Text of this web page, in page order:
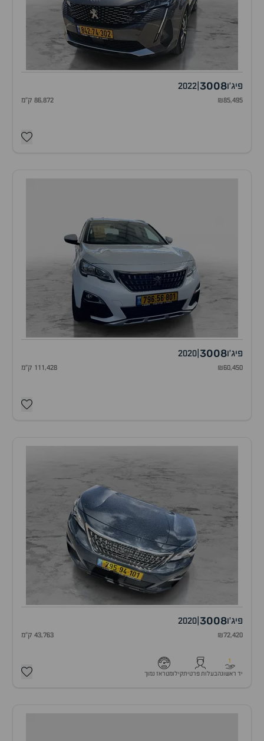
פיג'ו3008
2022
₪85,495 86,872 ק"מ
פיג'ו3008
2020
₪60,450 111,428 ק"מ
פיג'ו3008
2020
₪72,420 43,763 ק"מ
1
יד ראשונהבעלות פרטיתקילומטראז נמוך